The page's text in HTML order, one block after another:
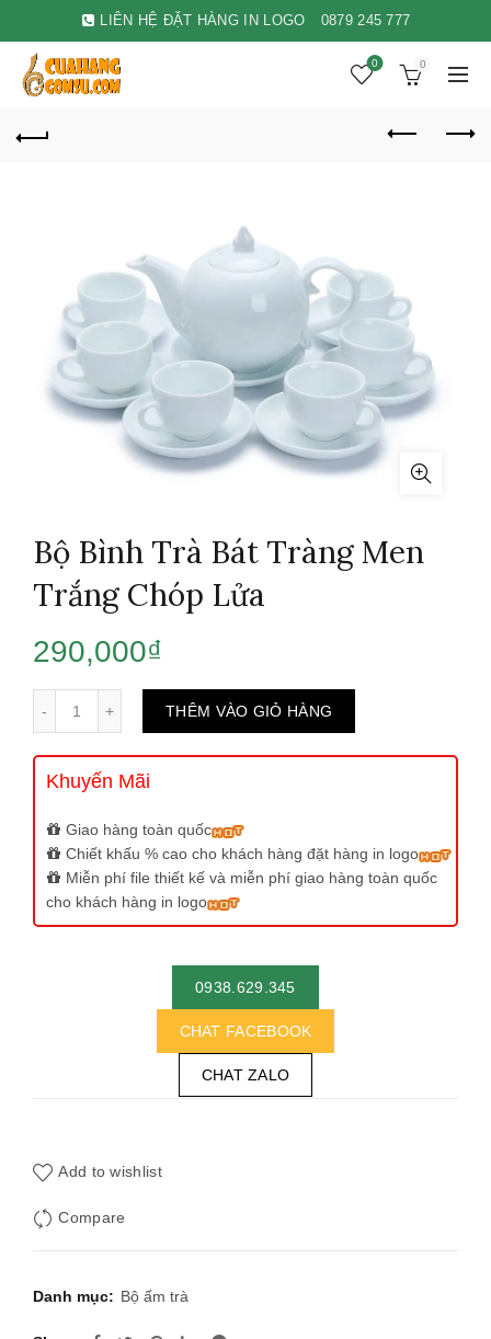
LIÊN HỆ ĐẶT HÀNG IN LOGO 0879 245 777
0 0
Bộ Bình Trà Bát Tràng Men
Trắng Chóp Lửa
290,000₫
THÊM VÀO GIỎ HÀNG
Khuyến Mãi
Giao hàng toàn quốc
Chiết khấu % cao cho khách hàng đặt hàng in logo
Miễn phí file thiết kế và miễn phí giao hàng toàn quốc
cho khách hàng in logo
0938.629.345
CHAT FACEBOOK
CHAT ZALO
Add to wishlist
Compare
Danh mục: Bộ ấm trà